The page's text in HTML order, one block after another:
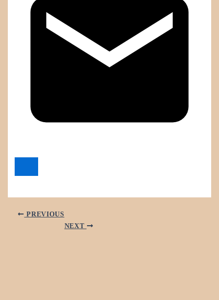
PREVIOUS
NEXT